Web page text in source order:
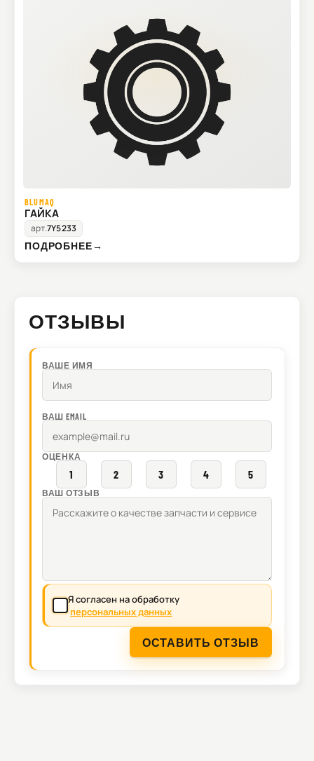
BLUMAQ
ГАЙКА
арт.7Y5233
ПОДРОБНЕЕ→
ОТЗЫВЫ
ВАШЕ ИМЯ
ВАШ EMAIL
ОЦЕНКА
1 2 3 4 5
ВАШ ОТЗЫВ
Я согласен на обработку
персональных данных
ОСТАВИТЬ ОТЗЫВ